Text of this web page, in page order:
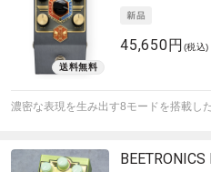
45,650円 (税込)
濃密な表現を生み出す8モードを搭載し
BEETRONICS